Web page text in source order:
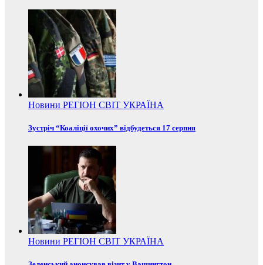
Новини РЕГІОН СВІТ УКРАЇНА
Зустріч “Коаліції охочих” відбудеться 17 серпня
Новини РЕГІОН СВІТ УКРАЇНА